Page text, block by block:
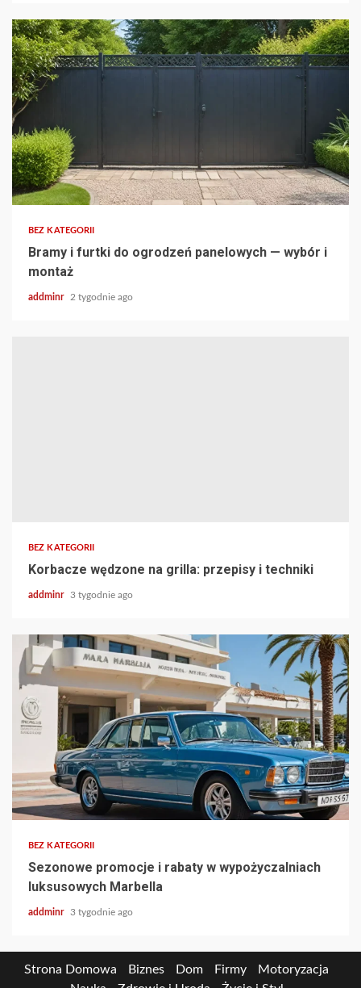
BEZ KATEGORII
Bramy i furtki do ogrodzeń panelowych — wybór i
montaż
addminr 2 tygodnie ago
BEZ KATEGORII
Korbacze wędzone na grilla: przepisy i techniki
addminr 3 tygodnie ago
BEZ KATEGORII
Sezonowe promocje i rabaty w wypożyczalniach
luksusowych Marbella
addminr 3 tygodnie ago
Strona Domowa Biznes Dom Firmy
Motoryzacja